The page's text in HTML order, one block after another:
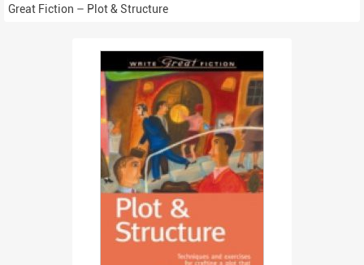
Great Fiction – Plot & Structure